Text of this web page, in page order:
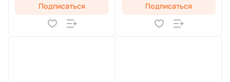
Подписаться Подписаться